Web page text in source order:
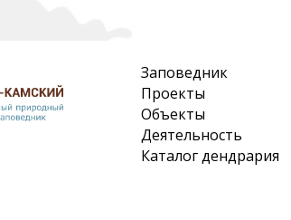
Заповедник
Проекты
Объекты
Деятельность
Каталог дендрария